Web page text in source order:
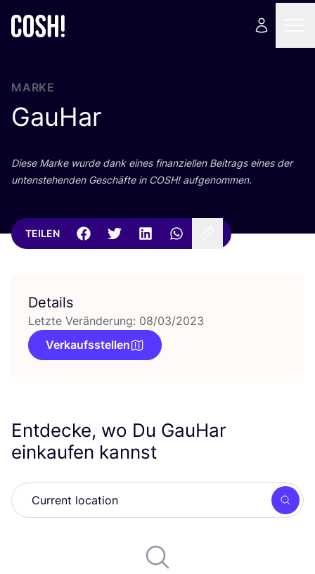
MARKE
GauHar
Die­se Mar­ke wur­de dank eines finan­zi­el­len Bei­trags eines der
unten­ste­hen­den Geschäf­te in COSH! aufgenommen.
TEILEN
Details
Letzte Veränderung: 08/03/2023
Verkaufsstellen
Entdecke, wo Du GauHar
einkaufen kannst